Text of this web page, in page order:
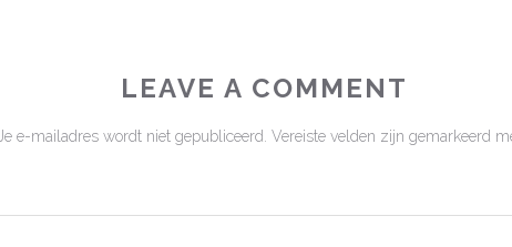
LEAVE A COMMENT
Je e-mailadres wordt niet gepubliceerd. Vereiste velden zijn gemarkeerd